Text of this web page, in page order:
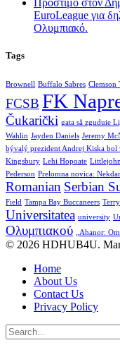
EuroLeague για
Ολυμπιακό.
Tags
Brownell Buffalo Sabres Clemson
FCSB FK
Čukarički gata să zguduie
Wahlin Jayden Daniels Jeremy
bývalý prezident Andrej Kiska bol
Kingsbury Lehi Hopoate
Pederson Prelomna novica:
Romanian Serbian
Field Tampa Bay Buccaneers
Universitatea university
Ολυμπιακού „Ahanor:
© 2026 HDHUB4U.
Home
About Us
Contact Us
Privacy Policy